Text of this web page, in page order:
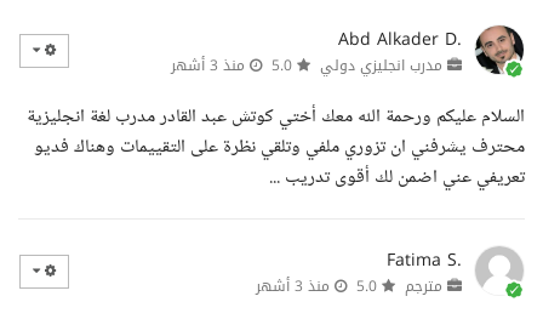
Abd Alkader D.
مدرب انجليزي دولي منذ 3 أشهر
السلام عليكم ورحمة الله معك أختي كوتش عبد القادر مدرب لغة انجليزية
محترف يشرفني ان تزوري ملفي وتلقي نظرة على التقييمات وهناك فديو
تعريفي عني اضمن لك أقوى تدريب ...
Fatima S.
مترجم منذ 3 أشهر